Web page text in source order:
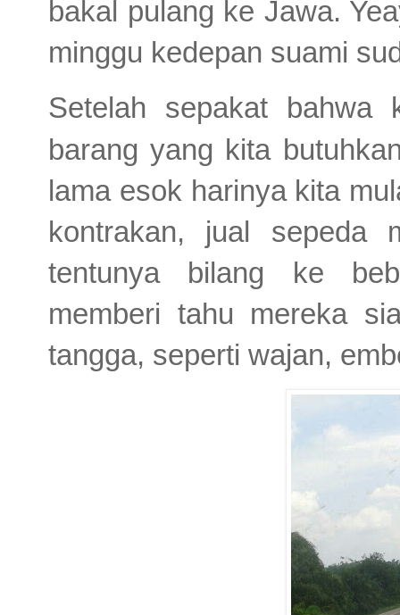
bakal pulang ke Jawa.
minggu kedepan suami
Setelah sepakat bahwa
barang yang kita
lama esok harinya kita
kontrakan, jual sepeda
tentunya bilang ke
memberi tahu mereka
tangga, seperti wajan,